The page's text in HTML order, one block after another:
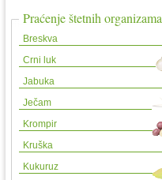
Praćenje štetnih organizama
Breskva
Crni luk
Jabuka
Ječam
Krompir
Kruška
Kukuruz